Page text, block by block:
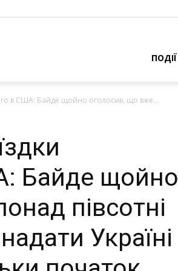
ПОДІЇ
в США: Байде щойно оголосив, що вже...
Байде щойно
півсотні
Україні